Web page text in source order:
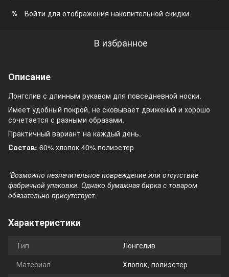
% Войти для отображения накопительной скидки
В избранное
Описание
Лонгслив с длинным рукавом для повседневной носки.
Имеет удобный покрой, не сковывает движений и хорошо
сочетается с разными образами.
Практичный вариант на каждый день.
Состав: 60% хлопок 40% полиэстер
*Возможно незначительное повреждение или отсутствие
фабричной упаковки. Однако бумажная бирка с товаром
обязательно присутствует.
Характеристики
Тип
Лонгслив
Материал
Хлопок, полиэстер